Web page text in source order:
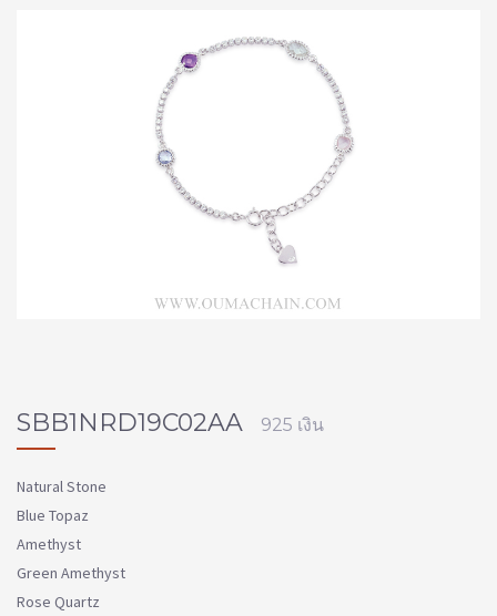
SBB1NRD19C02AA 925 เงิน
Natural Stone
Blue Topaz
Amethyst
Green Amethyst
Rose Quartz